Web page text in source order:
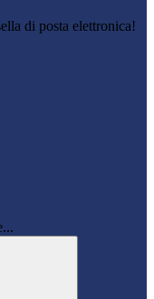
di posta elettronica!